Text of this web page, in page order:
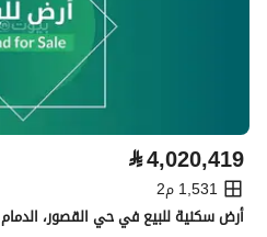
⃁4,020,419
1,531 م2
أرض سكنية للبيع في حي القصور، الدمام